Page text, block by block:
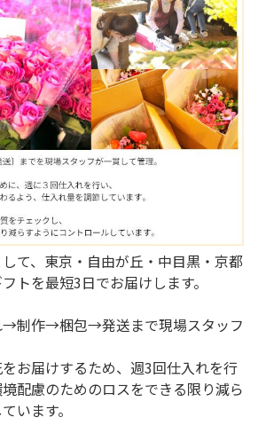
て、東京・自由が丘・中目黒・京都
トを最短3日でお届けします。
制作→梱包→発送まで現場スタッフ
お届けするため、週3回仕入れを行
配慮のためのロスをできる限り減ら
います。